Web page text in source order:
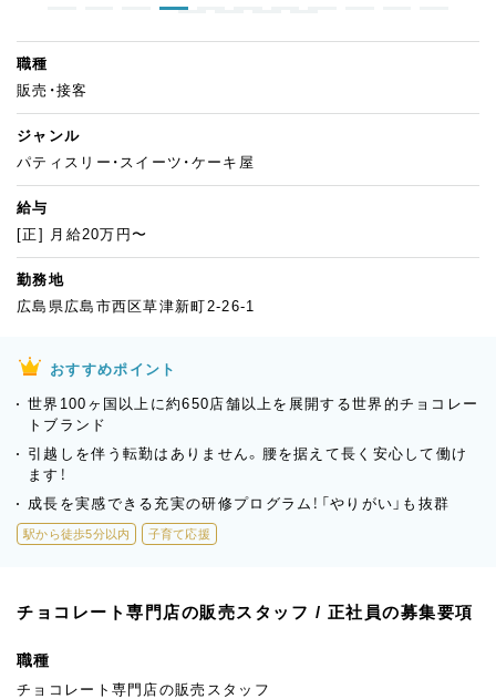
職種
販売・接客
ジャンル
パティスリー・スイーツ・ケーキ屋
給与
[正] 月給20万円〜
勤務地
広島県広島市西区草津新町2-26-1
おすすめポイント
世界100ヶ国以上に約650店舗以上を展開する世界的チョコレー
トブランド
引越しを伴う転勤はありません。腰を据えて長く安心して働け
ます！
成長を実感できる充実の研修プログラム！「やりがい」も抜群
駅から徒歩5分以内 子育て応援
チョコレート専門店の販売スタッフ / 正社員の募集要項
職種
チョコレート専門店の販売スタッフ